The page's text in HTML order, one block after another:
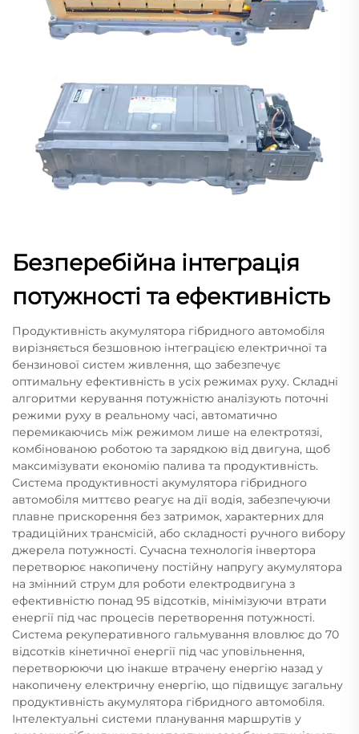
Безперебійна інтеграція
потужності та ефективність
Продуктивність акумулятора гібридного автомобіля
вирізняється безшовною інтеграцією електричної та
бензинової систем живлення, що забезпечує
оптимальну ефективність в усіх режимах руху. Складні
алгоритми керування потужністю аналізують поточні
режими руху в реальному часі, автоматично
перемикаючись між режимом лише на електротязі,
комбінованою роботою та зарядкою від двигуна, щоб
максимізувати економію палива та продуктивність.
Система продуктивності акумулятора гібридного
автомобіля миттєво реагує на дії водія, забезпечуючи
плавне прискорення без затримок, характерних для
традиційних трансмісій, або складності ручного вибору
джерела потужності. Сучасна технологія інвертора
перетворює накопичену постійну напругу акумулятора
на змінний струм для роботи електродвигуна з
ефективністю понад 95 відсотків, мінімізуючи втрати
енергії під час процесів перетворення потужності.
Система рекуперативного гальмування вловлює до 70
відсотків кінетичної енергії під час уповільнення,
перетворюючи цю інакше втрачену енергію назад у
накопичену електричну енергію, що підвищує загальну
продуктивність акумулятора гібридного автомобіля.
Інтелектуальні системи планування маршрутів у